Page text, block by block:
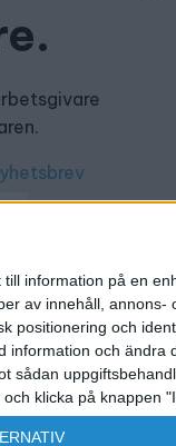
information på en
av innehåll,
positionering och
och
sådan
klicka på knappen
| Ansvarig